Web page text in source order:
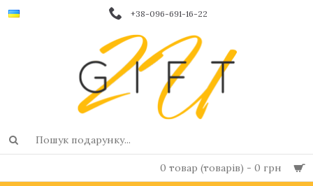
+38-096-691-16-22
0 товар (товарів) - 0 грн